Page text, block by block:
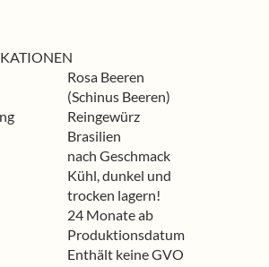
Rosa Beeren
(Schinus Beeren)
Reingewürz
Brasilien
nach Geschmack
Kühl, dunkel und
trocken lagern!
24 Monate ab
Produktionsdatum
Enthält keine GVO